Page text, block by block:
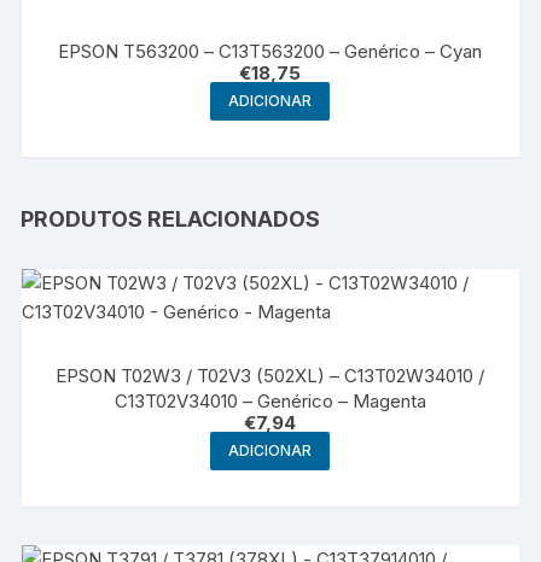
EPSON T563200 – C13T563200 – Genérico – Cyan
€18,75
ADICIONAR
PRODUTOS RELACIONADOS
EPSON T02W3 / T02V3 (502XL) – C13T02W34010 /
C13T02V34010 – Genérico – Magenta
€7,94
ADICIONAR